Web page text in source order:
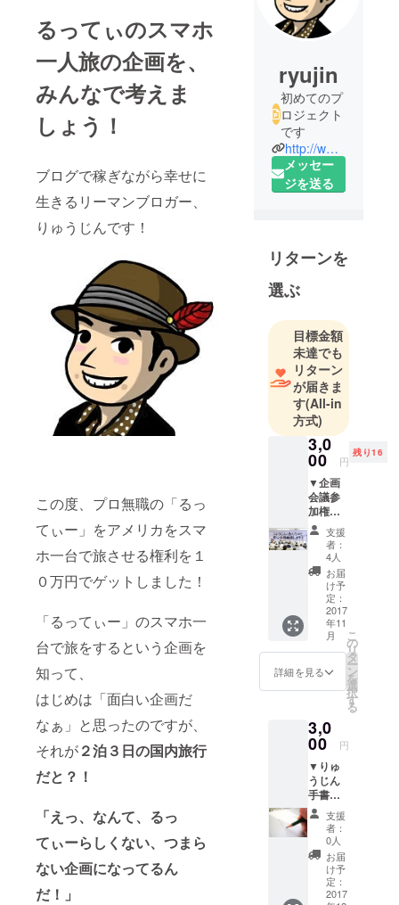
るってぃのスマホ
一人旅の企画を、
みんなで考えま
しょう！
ブログで稼ぎながら幸せに
生きるリーマンブロガー、
りゅうじんです！
この度、プロ無職の「るっ
てぃー」をアメリカをスマ
ホ一台で旅させる権利を１
０万円でゲットしました！
「るってぃー」のスマホ一
台で旅をするという企画を
知って、
はじめは「面白い企画だ
なぁ」と思ったのですが、
それが２泊３日の国内旅行
だと？！
「えっ、なんて、るっ
てぃーらしくない、つまら
ない企画になってるん
だ！」
ryujin
初めてのプ
ロジェクト
です
http://www.smile-ryuji.com/
メッセー
ジを送る
リターンを
選ぶ
目標金額
未達でも
リターン
が届きま
す(All-in
方式)
3,0
00 円
残り16
▼企画
会議参
加権＋
会議ブ
ログの
報告記
事にＵ
ＲＬ掲
てぃの
「スマ
ホ一台
旅」を
りゅう
じん、
ちゃさ
んと一
緒に考
える企
画会議
に参加
できる
権利で
す。 み
んなで
ワイワ
イ、面
白い企
支援
者：
4人
お届
け予
定：
2017
年11
月
詳細を見る
こ
の
リ
タ
ー
ン
を
選
択
す
る
3,0
00 円
▼りゅ
うじん
手書き
のお礼
のお手
紙＋企
画会議
のレ
ポート
＋会議
支援
者：
0人
お届
け予
定：
2017